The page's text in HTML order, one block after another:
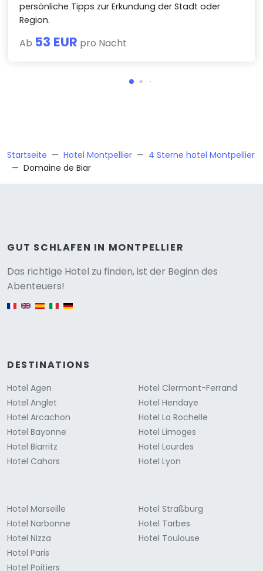
persönliche Tipps zur Erkundung der Stadt oder
Region.
Ab 53 EUR pro Nacht
Startseite Hotel Montpellier
4 Sterne hotel Montpellier
Domaine de Biar
GUT SCHLAFEN IN MONTPELLIER
Das richtige Hotel zu finden, ist der Beginn des
Abenteuers!
English version
DESTINATIONS
Hotel Agen
Hotel Anglet
Hotel Arcachon
Hotel Bayonne
Hotel Biarritz
Hotel Cahors
Hotel Clermont-Ferrand
Hotel Hendaye
Hotel La Rochelle
Hotel Limoges
Hotel Lourdes
Hotel Lyon
Hotel Marseille
Hotel Narbonne
Hotel Nizza
Hotel Paris
Hotel Poitiers
Hotel Straßburg
Hotel Tarbes
Hotel Toulouse